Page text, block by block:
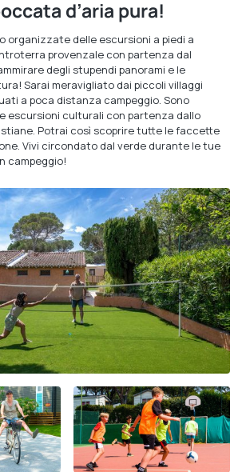
d’aria pura!
organizzate delle escursioni a piedi a
provenzale con partenza dal
degli stupendi panorami e le
Sarai meravigliato dai piccoli villaggi
a poca distanza campeggio. Sono
escursioni culturali con partenza dallo
Potrai così scoprire tutte le faccette
Vivi circondato dal verde durante le tue
campeggio!